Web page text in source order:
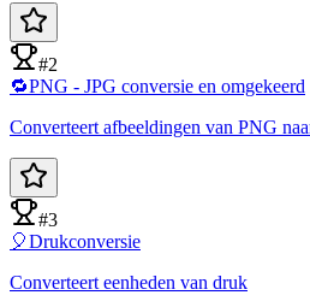
#2
🔁PNG - JPG conversie en omgekeerd
Converteert afbeeldingen van PNG
#3
🎈Drukconversie
Converteert eenheden van druk